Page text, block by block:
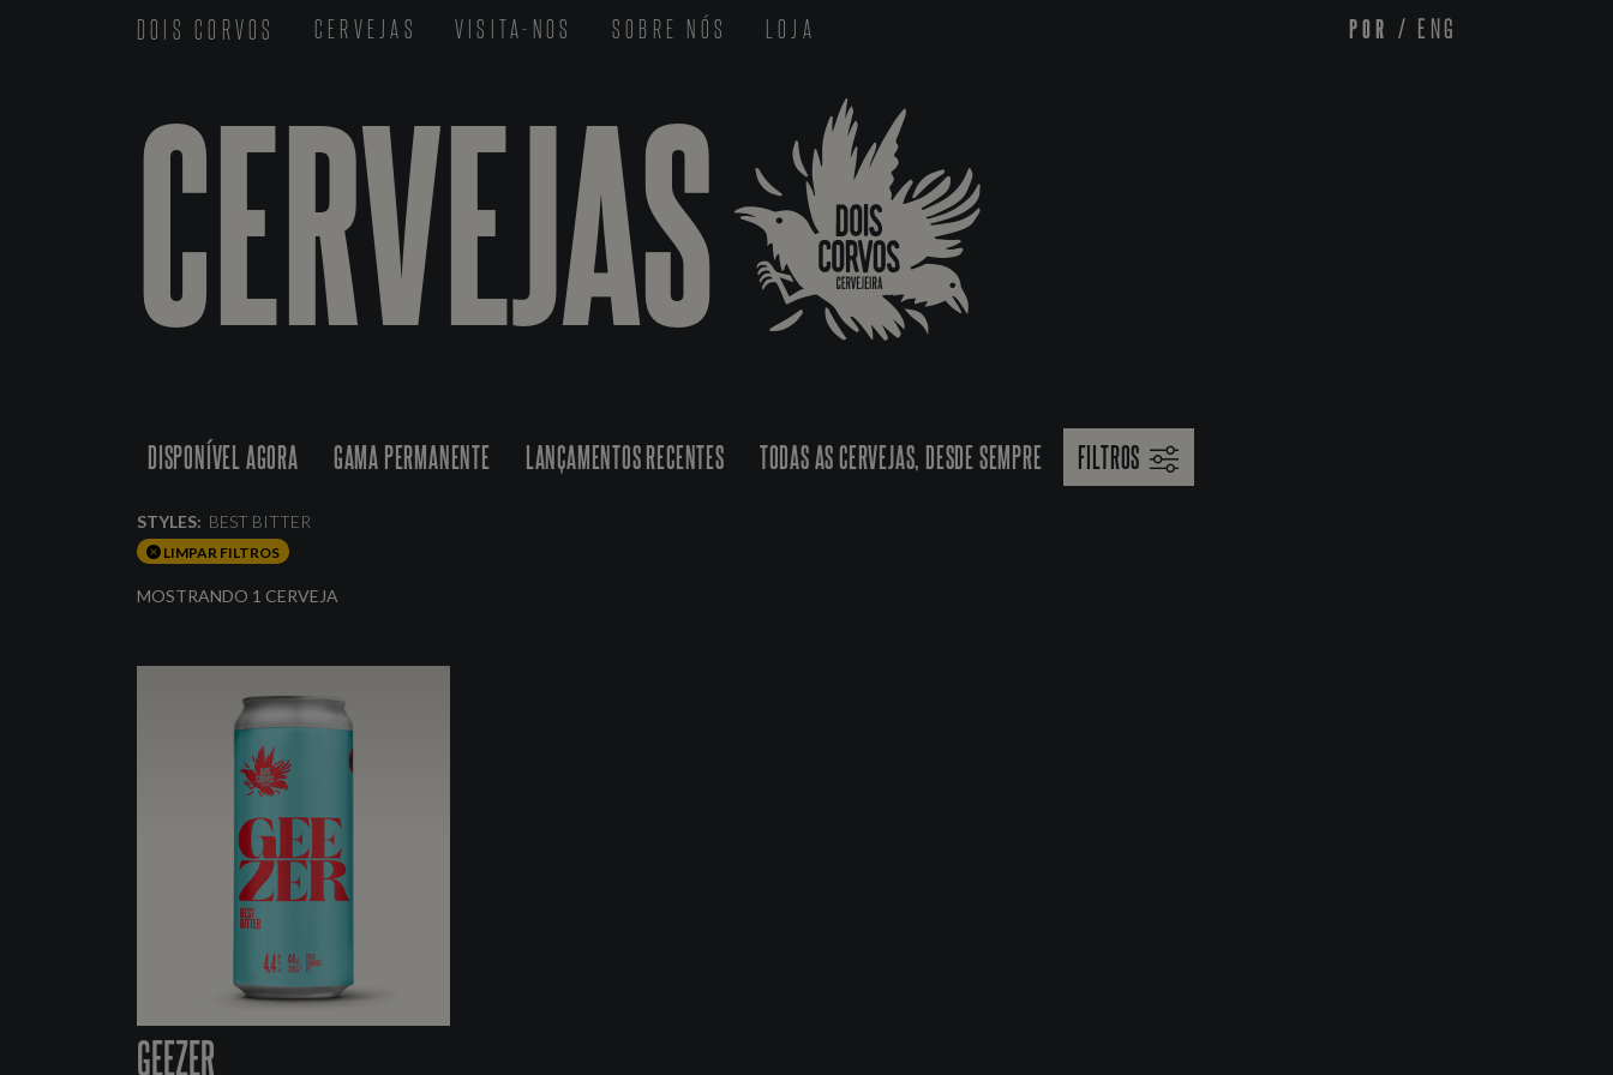
DOIS CORVOS CERVEJAS VISITA-NOS SOBRE NÓS LOJA POR / ENG
CERVEJAS
DISPONÍVEL AGORA GAMA PERMANENTE LANÇAMENTOS RECENTES TODAS AS CERVEJAS, DESDE SEMPRE FILTROS
STYLES: BEST BITTER
LIMPAR FILTROS
MOSTRANDO 1 CERVEJA
GEEZER